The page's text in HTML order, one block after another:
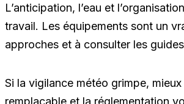
L’anticipation, l’eau et
travail. Les équipements sont un
approches et à consulter les
Si la vigilance météo grimpe,
remplaçable et la réglementation